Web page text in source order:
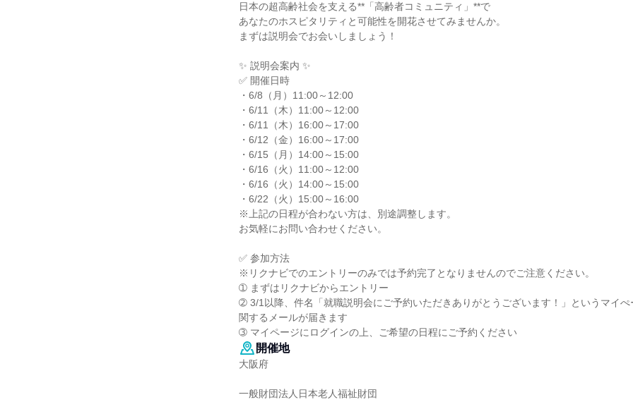
日本の超高齢社会を支える**「高齢者コミュニティ」**で
あなたのホスピタリティと可能性を開花させてみませんか。
まずは説明会でお会いしましょう！
✨ 説明会案内 ✨
✅ 開催日時
・6/8（月）11:00～12:00
・6/11（木）11:00～12:00
・6/11（木）16:00～17:00
・6/12（金）16:00～17:00
・6/15（月）14:00～15:00
・6/16（火）11:00～12:00
・6/16（火）14:00～15:00
・6/22（火）15:00～16:00
※上記の日程が合わない方は、別途調整します。
お気軽にお問い合わせください。
✅ 参加方法
※リクナビでのエントリーのみでは予約完了となりませんのでご注意ください。
➀ まずはリクナビからエントリー
➁ 3/1以降、件名「就職説明会にご予約いただきありがとうございます！」というマイぺ
関するメールが届きます
➂ マイページにログインの上、ご希望の日程にご予約ください
開催地
大阪府
一般財団法人日本老人福祉財団